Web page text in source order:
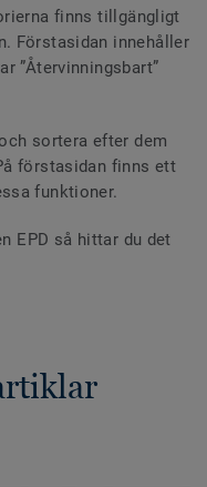
finns tillgängligt
Förstasidan innehåller
”Återvinningsbart”
sortera efter dem
förstasidan finns ett
funktioner.
EPD så hittar du det